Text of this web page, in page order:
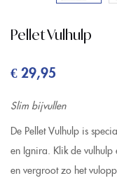
Pellet Vulhulp
€29,95
Slim bijvullen
De Pellet Vulhulp is
en Ignira. Klik de
en vergroot zo het